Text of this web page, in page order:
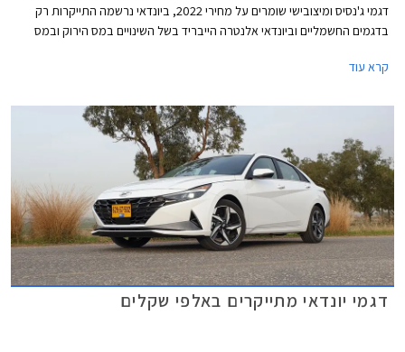
דגמי ג'נסיס ומיצובישי שומרים על מחירי 2022, ביונדאי נרשמה התייקרות רק
בדגמים החשמליים וביונדאי אלנטרה הייבריד בשל השינויים במס הירוק ובמס
קרא עוד
דגמי יונדאי מתייקרים באלפי שקלים